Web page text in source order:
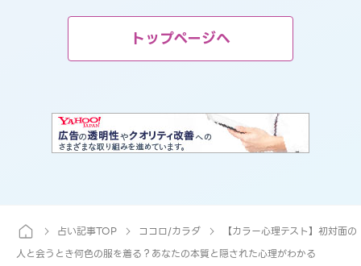
トップページへ
占い記事TOP ココロ/カラダ
【カラー心理テスト】初対面の
人と会うとき何色の服を着る？あなたの本質と隠された心理がわかる